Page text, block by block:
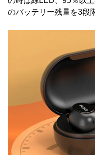
のバッテリー残量を3段